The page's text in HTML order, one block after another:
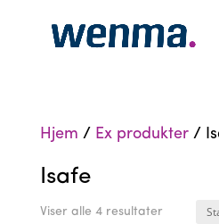
Hjem / Ex produkter/
Isafe
Viser alle 4 resultater